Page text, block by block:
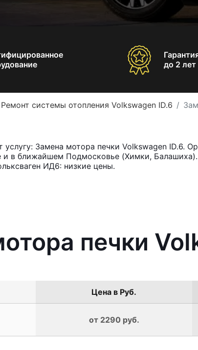
до 2 лет
Ремонт системы отопления Volkswagen ID.6
Замена мотора печки Volkswagen ID.6.
в ближайшем Подмосковье (Химки,
ИД6: низкие цены.
печки
Цена в Руб.
от 2290 руб.